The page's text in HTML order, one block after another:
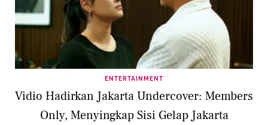
ENTERTAINMENT
Vidio Hadirkan Jakarta Undercover: Members
Only, Menyingkap Sisi Gelap Jakarta